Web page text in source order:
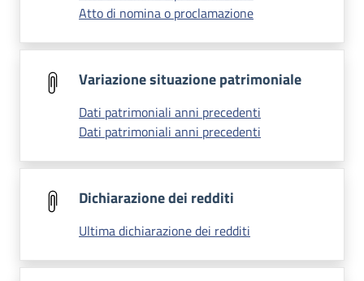
Atto di nomina o proclamazione
Variazione situazione patrimoniale
Dati patrimoniali anni precedenti
Dati patrimoniali anni precedenti
Dichiarazione dei redditi
Ultima dichiarazione dei redditi